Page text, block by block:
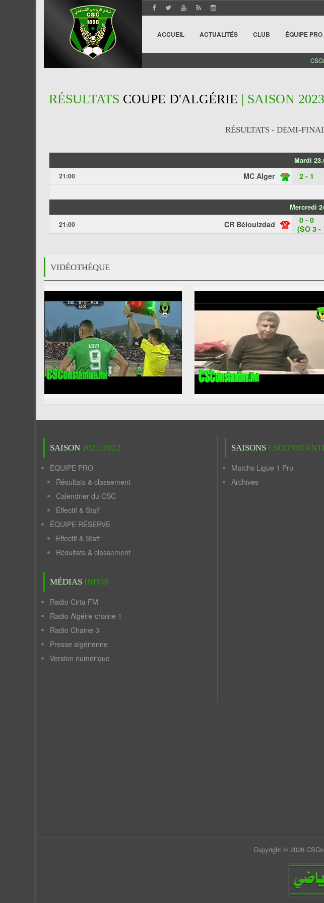
ACCUEIL ACTUALITÉS CLUB ÉQUIPE PRO
RÉSULTATS COUPE D'ALGÉRIE | SAISON
RÉSULTATS - DEMI-
Mardi
21:00
MC Alger 2 - 1
Mercredi
21:00
CR Bélouizdad
0 - 0
(SO 3 -
VIDÉOTHÈQUE
SAISON 2021/2022
ÉQUIPE PRO
Résultats & classement
Calendrier du CSC
Effectif & Staff
ÉQUIPE RÉSERVE
Effectif & Staff
Résultats & classement
MÉDIAS INFOS
Radio Cirta FM
Radio Algérie chaine 1
Radio Chaine 3
Presse algérienne
Version numérique
SAISONS
Matchs Ligue 1 Pro
Archives
Copyright © 2026